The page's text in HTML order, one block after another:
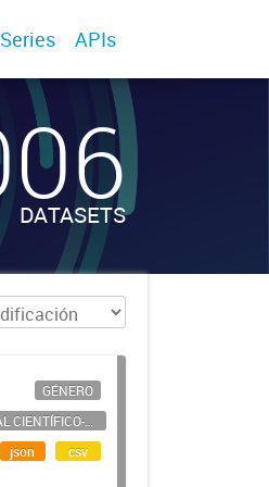
Series APIs
DATASETS
GÉNERO
PERSONAL CIENTÍFICO-TECNOLÓGICO
json
csv